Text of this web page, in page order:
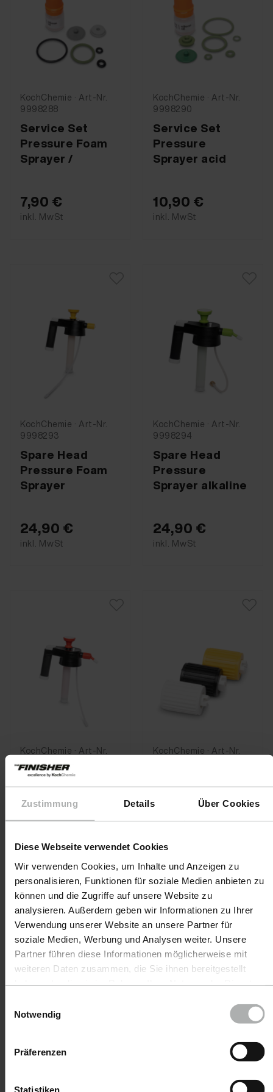
Zustimmung Details Über Cookies
Diese Webseite verwendet Cookies
Wir verwenden Cookies, um Inhalte und Anzeigen zu
personalisieren, Funktionen für soziale Medien anbieten zu
können und die Zugriffe auf unsere Website zu
analysieren. Außerdem geben wir Informationen zu Ihrer
Verwendung unserer Website an unsere Partner für
soziale Medien, Werbung und Analysen weiter. Unsere
Partner führen diese Informationen möglicherweise mit
weiteren Daten zusammen, die Sie ihnen bereitgestellt
zu den Cookies finden Sie unter
Notwendig
Präferenzen
Statistiken
KochChemie · Art-Nr.
9998288
Service Set
Pressure Foam
Sprayer /
7,90 €
inkl. MwSt
KochChemie · Art-Nr.
9998290
Service Set
Pressure
Sprayer acid
10,90 €
inkl. MwSt
KochChemie · Art-Nr.
9998293
Spare Head
Pressure Foam
Sprayer
24,90 €
inkl. MwSt
KochChemie · Art-Nr.
9998294
Spare Head
Pressure
Sprayer alkaline
24,90 €
inkl. MwSt
KochChemie · Art-Nr.
9998295
Spare Head
Pressure
Sprayer acid
24,90 €
inkl. MwSt
KochChemie · Art-Nr.
Pressure Foam
Sprayer
13,90 €
inkl. MwSt
9998303
KochChemie · Art-Nr.